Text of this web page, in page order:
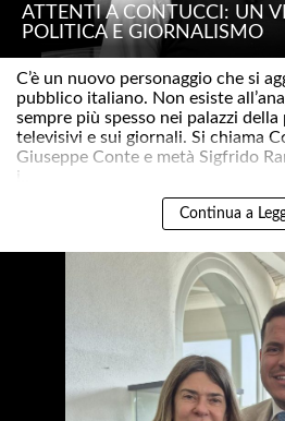
ATTENTI A CONTUCCI: UN
POLITICA E GIORNALISMO
C’è un nuovo personaggio che si
pubblico italiano. Non esiste
sempre più spesso nei palazzi
televisivi e sui giornali. Si chiama
Giuseppe Conte e metà Sigfrido
i..
Continua a